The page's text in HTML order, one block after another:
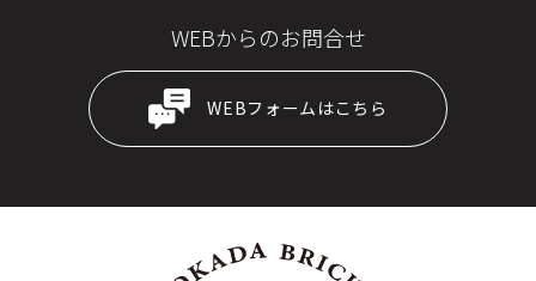
WEBからのお問合せ
WEBフォームはこちら